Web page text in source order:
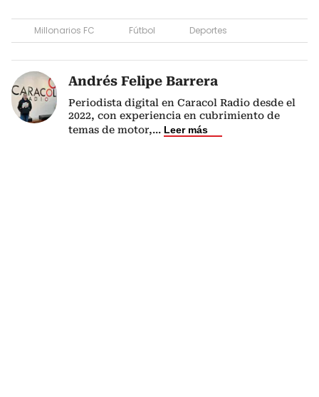
Millonarios FC Fútbol Deportes
Andrés Felipe Barrera
Periodista digital en Caracol Radio desde el
2022, con experiencia en cubrimiento de
temas de motor,... Leer más